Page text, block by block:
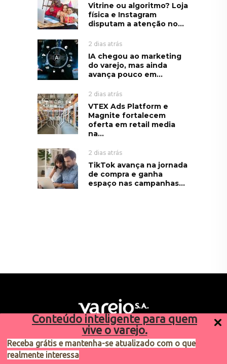
Conteúdo inteligente para quem
vive o varejo.
Receba grátis e mantenha-se atualizado com o que
realmente interessa
Vitrine ou algoritmo? Loja
física e Instagram
disputam a atenção no...
2 dias atrás
IA chegou ao marketing
do varejo, mas ainda
avança pouco em...
2 dias atrás
VTEX Ads Platform e
Magnite fortalecem
oferta em retail media
na...
2 dias atrás
TikTok avança na jornada
de compra e ganha
espaço nas campanhas...
Sugestões de pauta